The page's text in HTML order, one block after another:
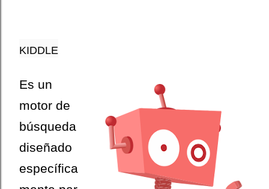
KIDDLE
Es un
motor de
búsqueda
diseñado
específica